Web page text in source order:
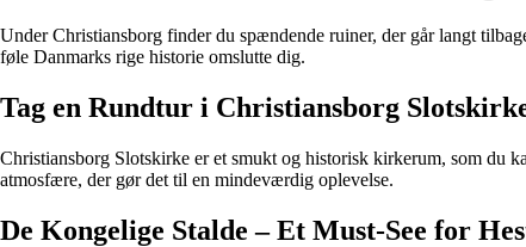
Under Christiansborg finder du spændende ruiner, der går langt
føle Danmarks rige historie omslutte dig.
Tag en Rundtur i Christiansborg
Christiansborg Slotskirke er et smukt og historisk kirkerum, som du
atmosfære, der gør det til en mindeværdig oplevelse.
De Kongelige Stalde – Et Must-See for